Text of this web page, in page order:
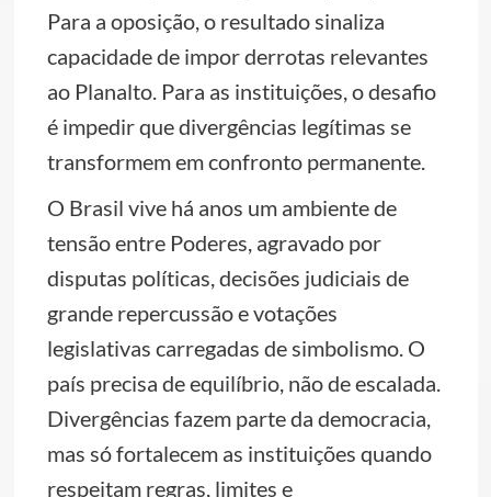
Para a oposição, o resultado sinaliza
capacidade de impor derrotas relevantes
ao Planalto. Para as instituições, o desafio
é impedir que divergências legítimas se
transformem em confronto permanente.
O Brasil vive há anos um ambiente de
tensão entre Poderes, agravado por
disputas políticas, decisões judiciais de
grande repercussão e votações
legislativas carregadas de simbolismo. O
país precisa de equilíbrio, não de escalada.
Divergências fazem parte da democracia,
mas só fortalecem as instituições quando
respeitam regras, limites e